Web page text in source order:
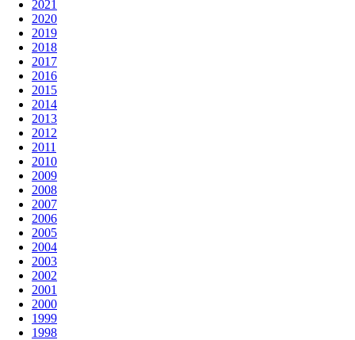
2021
2020
2019
2018
2017
2016
2015
2014
2013
2012
2011
2010
2009
2008
2007
2006
2005
2004
2003
2002
2001
2000
1999
1998